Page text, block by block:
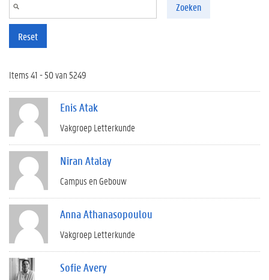
Zoeken
Reset
Items 41 - 50 van 5249
Enis Atak
Vakgroep Letterkunde
Niran Atalay
Campus en Gebouw
Anna Athanasopoulou
Vakgroep Letterkunde
Sofie Avery